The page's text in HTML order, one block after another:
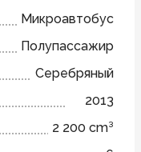
Микроавтобус
Полупассажир
Серебряный
2013
2 200 cm³